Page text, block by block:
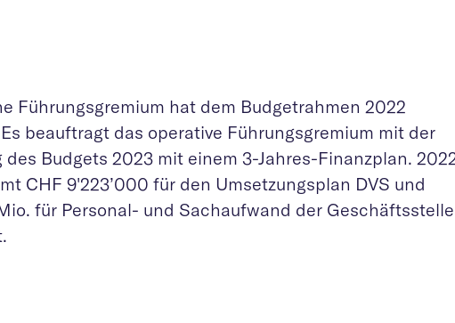
Führungsgremium hat dem Budgetrahmen 2022
beauftragt das operative Führungsgremium mit der
des Budgets 2023 mit einem 3-Jahres-Finanzplan.
CHF 9'223’000 für den Umsetzungsplan DVS und
für Personal- und Sachaufwand der Geschäftsstelle